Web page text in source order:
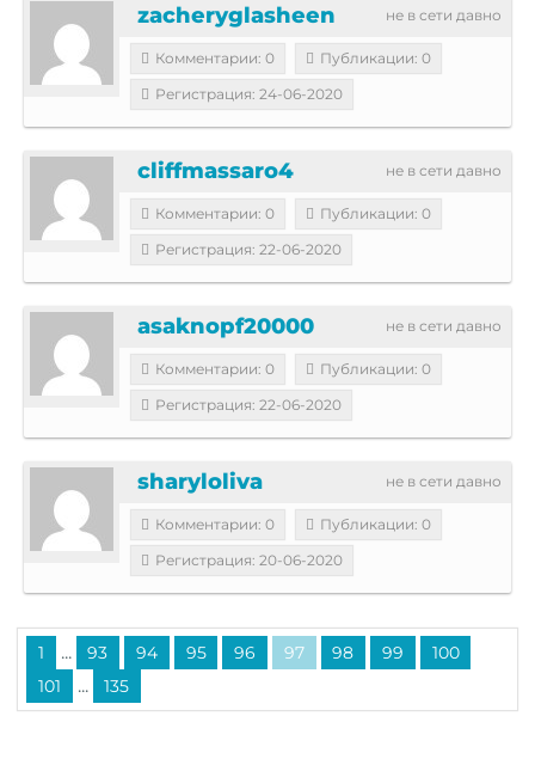
не в сети давно
zacheryglasheen
Комментарии: 0
Публикации: 0
Регистрация: 24-06-2020
не в сети давно
cliffmassaro4
Комментарии: 0
Публикации: 0
Регистрация: 22-06-2020
не в сети давно
asaknopf20000
Комментарии: 0
Публикации: 0
Регистрация: 22-06-2020
не в сети давно
sharyloliva
Комментарии: 0
Публикации: 0
Регистрация: 20-06-2020
1 ... 93 94 95 96 97 98 99
100
101
... 135